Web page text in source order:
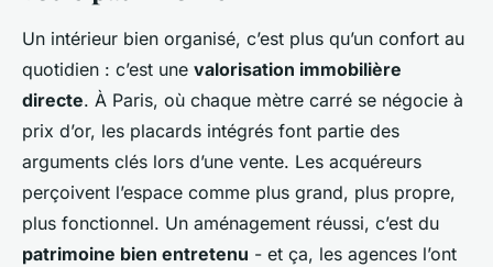
Un intérieur bien organisé, c’est plus qu’un confort au
quotidien : c’est une valorisation immobilière
directe. À Paris, où chaque mètre carré se négocie à
prix d’or, les placards intégrés font partie des
arguments clés lors d’une vente. Les acquéreurs
perçoivent l’espace comme plus grand, plus propre,
plus fonctionnel. Un aménagement réussi, c’est du
patrimoine bien entretenu - et ça, les agences l’ont